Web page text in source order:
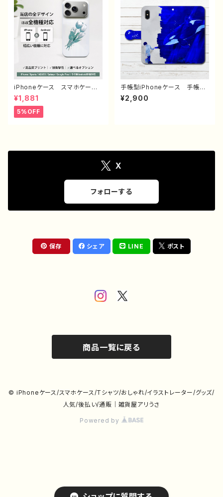
的 Android アンドロイド
携帯 ハード ケース グッ
ズ スマホカバー アイフォンケ
ース 悪いことを言うパンダ
タイトル：ラーメンについて悪い
こと言うパンダ 子パンダ付
き 作：こさつね G-6
ーター 絵師 クリエイター
オリジナル デザイン グッ
ズ タイトル：脱法寿司 作：ん
ごミック G-6
iPhoneケース スマホケー
ス イラスト おしゃれ 花
柄 エモい レディース AQU
OS sense 2 3 4 5 iPhone1
5/14/13/12/11 Xperia Goo
¥1,881
5%OFF
手帳型iPhoneケース 手帳型
スマホケース 手帳型 全機種
対応 イラスト 男の子 かっ
ス 個性的 おすすめ 人気
イラストレーター クリエイタ
ン グッズ タイトル：少年とシ
ャチ 作：しゅり
¥2,900
X
フォローする
保存 シェア LINE ポスト
商品一覧に戻る
© iPhoneケース/スマホケース/Tシャツ/おしゃれ/イラストレーター/グッズ/
人気/後払い/通販｜雑貨屋アリうさ
Powered by